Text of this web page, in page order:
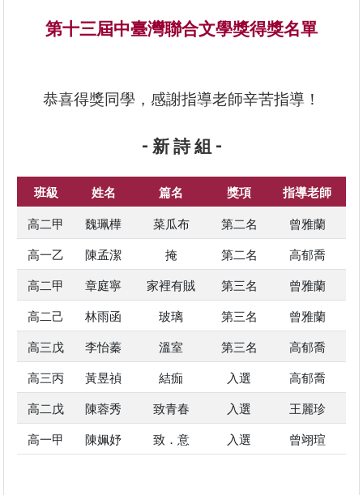
第十三屆中臺灣聯合文學獎得獎名單
恭喜得獎同學，感謝指導老師辛苦指導！
- 新 詩 組 -
班級 姓名 篇名 獎項 指導老師
高二甲 魏珮樺 菜瓜布 第二名 曾雅蘭
高一乙 陳孟潔 掩 第二名 高郁喬
高二甲 章庭寧 家裡有賊 第三名 曾雅蘭
高二己 林雨函 玻璃 第三名 曾雅蘭
高三戊 李怡蓁 溫室 第三名 高郁喬
高三丙 黃昱禎 結痂 入選 高郁喬
高二戊 陳蓉秀 致青春 入選 王麗珍
高一甲 陳姵妤 致．意 入選 曾翊瑄